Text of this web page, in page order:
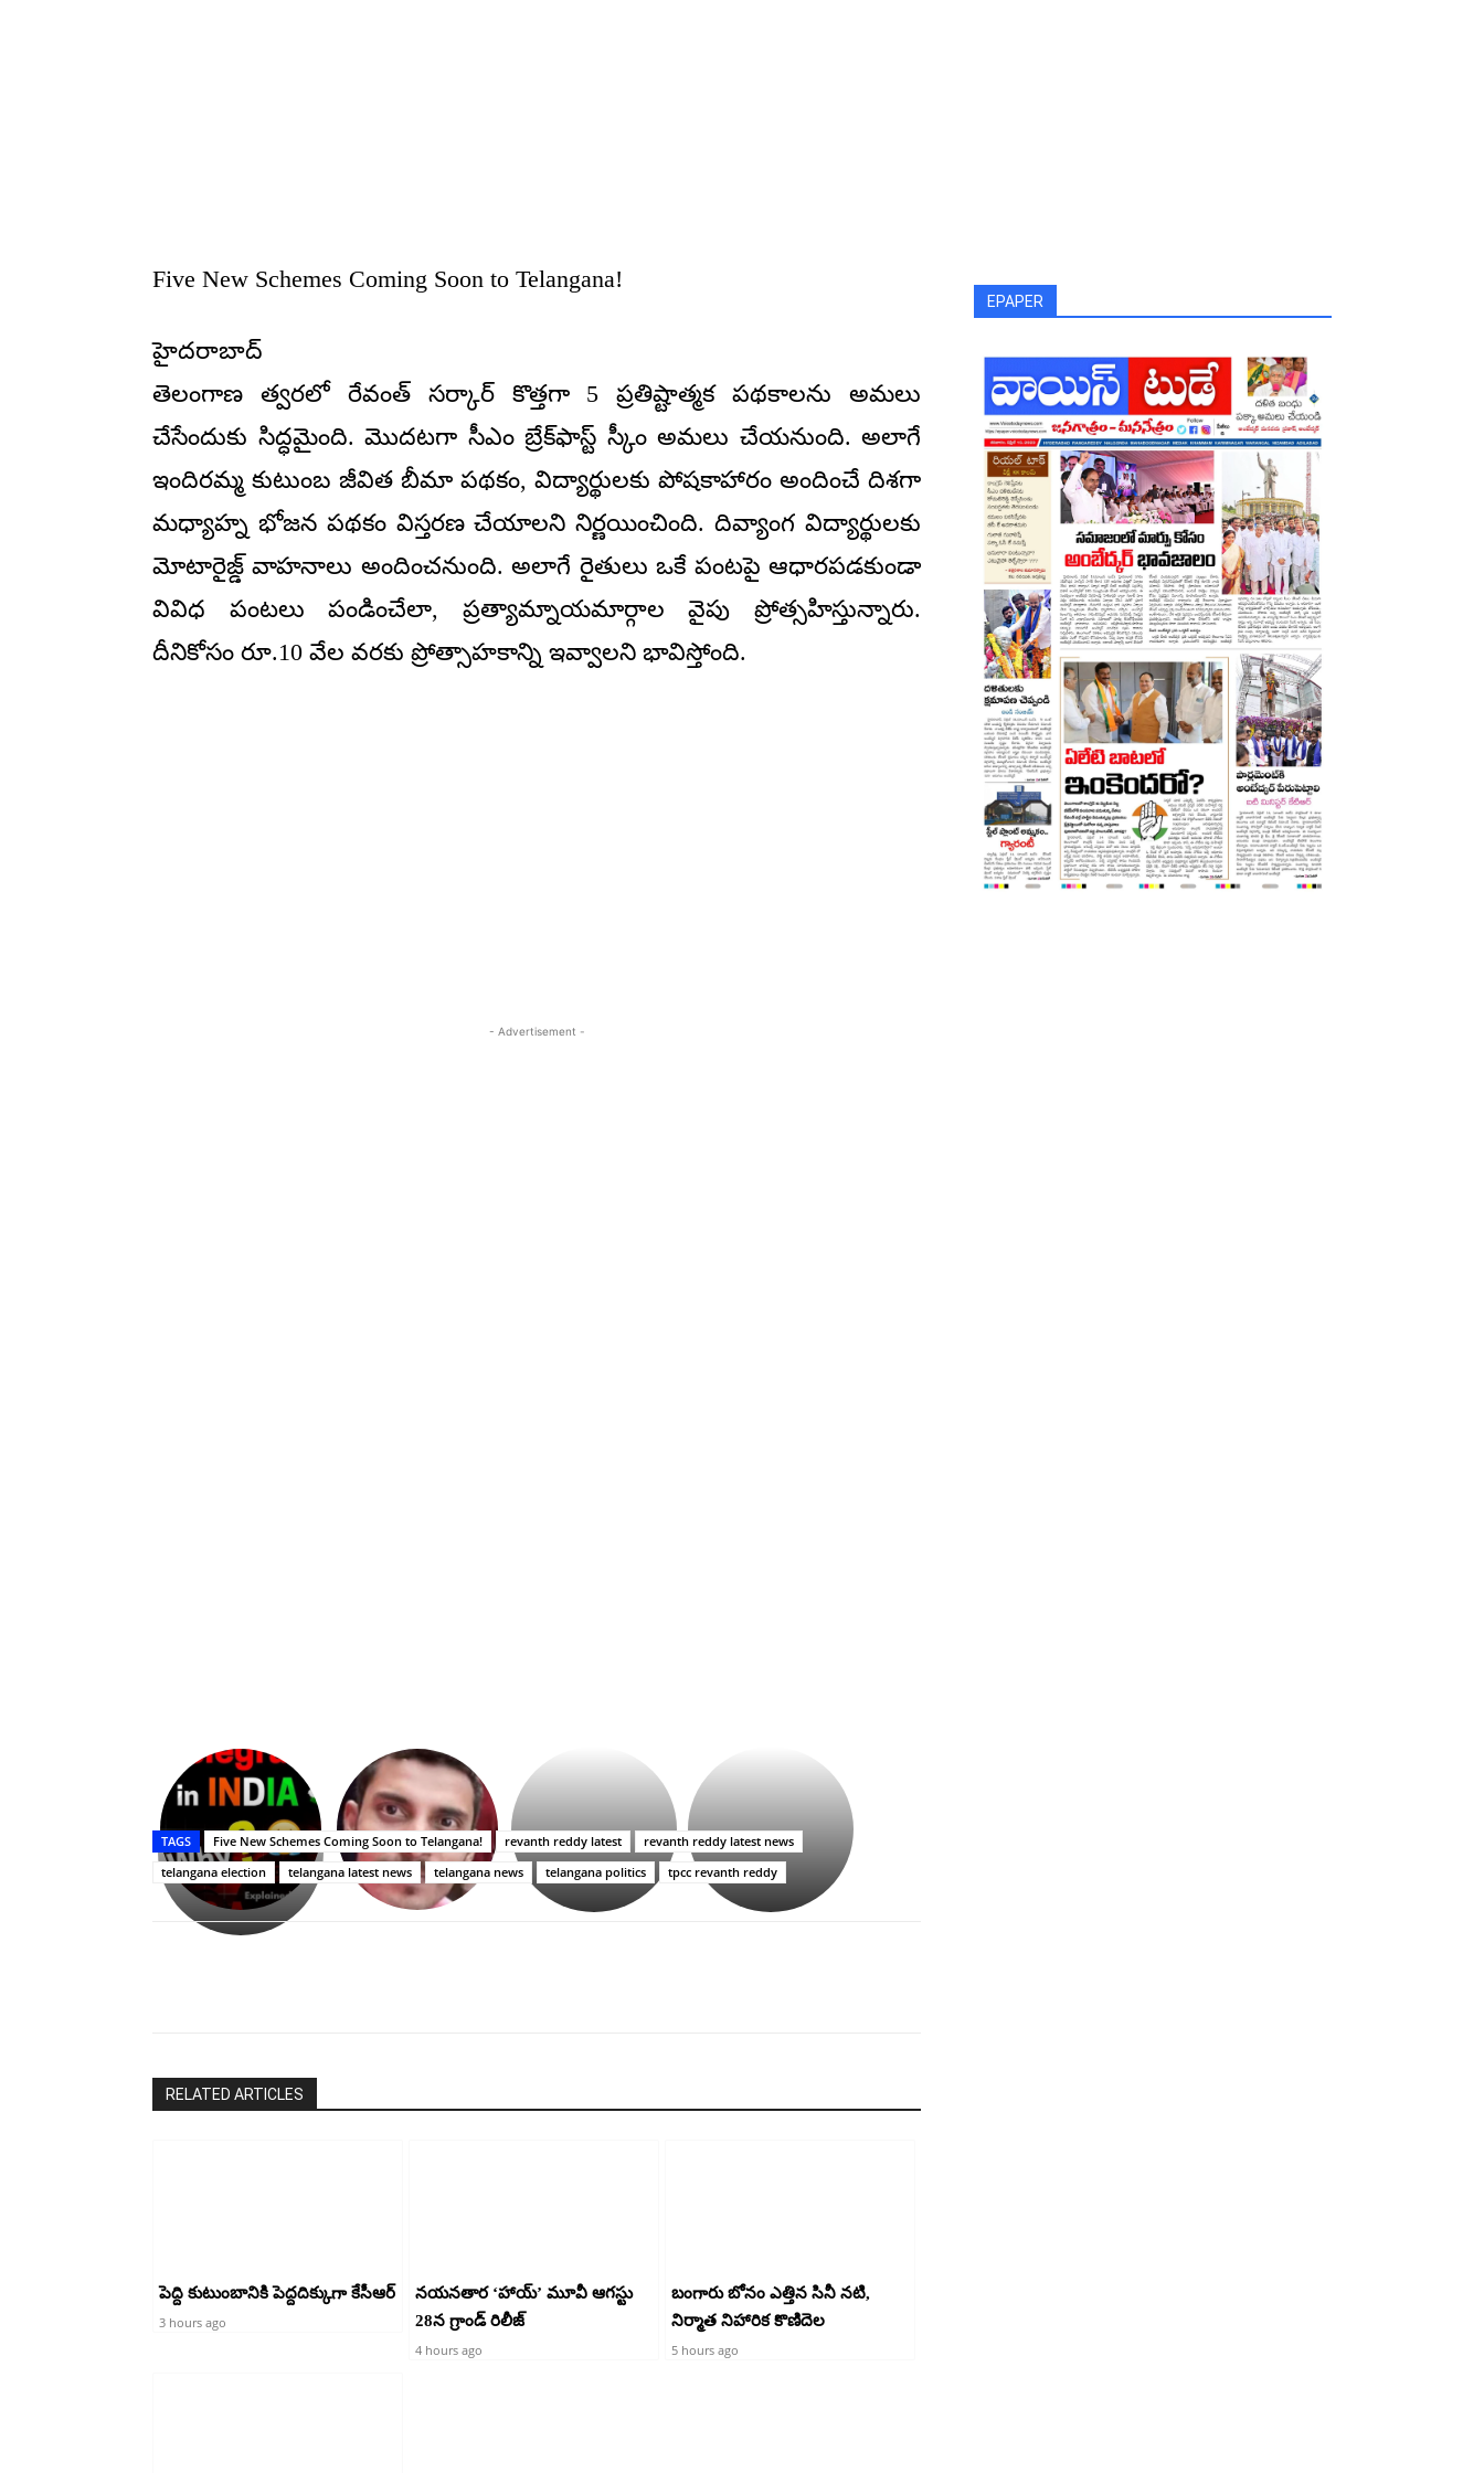
Five New Schemes Coming Soon to Telangana!
హైదరాబాద్
తెలంగాణ త్వరలో రేవంత్ సర్కార్ కొత్తగా 5 ప్రతిష్టాత్మక పథకాలను అమలు
చేసేందుకు సిద్ధమైంది. మొదటగా సీఎం బ్రేక్‌ఫాస్ట్ స్కీం అమలు చేయనుంది. అలాగే
ఇందిరమ్మ కుటుంబ జీవిత బీమా పథకం, విద్యార్థులకు పోషకాహారం అందించే దిశగా
మధ్యాహ్న భోజన పథకం విస్తరణ చేయాలని నిర్ణయించింది. దివ్యాంగ విద్యార్థులకు
మోటారైజ్డ్ వాహనాలు అందించనుంది. అలాగే రైతులు ఒకే పంటపై ఆధారపడకుండా
వివిధ పంటలు పండించేలా, ప్రత్యామ్నాయమార్గాల వైపు ప్రోత్సహిస్తున్నారు.
దీనికోసం రూ.10 వేల వరకు ప్రోత్సాహకాన్ని ఇవ్వాలని భావిస్తోంది.
- Advertisement -
ప్రసాదం
తీర్థం..తులసీదళం
లేకుండా
అసంపూర్ణం
సినిమాతో
పాన్
ఇండియా
స్టార్
హీరోయిన్‏గా
శ్రీనిధి
Upasana:
భర్తపై
రివెంజ్
తీర్చుకున్న
ఉపాసన..
పాపం
రామ్
TAGS Five New Schemes Coming Soon to Telangana! revanth reddy latest
revanth reddy latest news
telangana election
telangana latest news telangana news telangana politics tpcc revanth reddy
RELATED ARTICLES
పెద్ది కుటుంబానికి పెద్దదిక్కుగా కేసీఆర్
3 hours ago
నయనతార ‘హాయ్’ మూవీ ఆగస్టు
28న గ్రాండ్ రిలీజ్
4 hours ago
బంగారు బోనం ఎత్తిన సినీ నటి,
నిర్మాత నిహారిక కొణిదెల
5 hours ago
EPAPER